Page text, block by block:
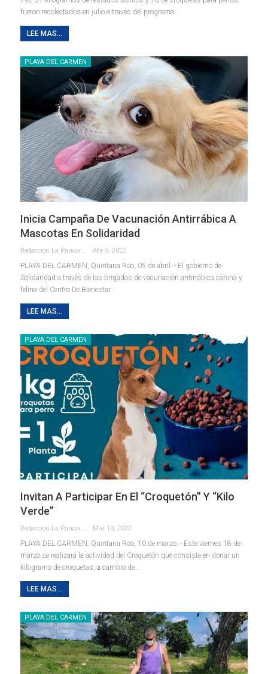
fueron recolectados en julio a través del programa
LEE MAS...
PLAYA DEL CARMEN
Inicia Campaña De Vacunación Antirrábica A
Mascotas En Solidaridad
Redaccion La Pancarta De Quintana Roo Abr 5, 2022
PLAYA DEL CARMEN, Quintana Roo, 05 de abril. - El gobierno de
Solidaridad a través de las brigadas de vacunación antirrábica canina y
felina del Centro De Bienestar…
LEE MAS...
PLAYA DEL CARMEN
Invitan A Participar En El “Croquetón” Y “Kilo
Verde”
Redaccion La Pancarta De Quintana Roo Mar 10, 2022
PLAYA DEL CARMEN, Quintana Roo, 10 de marzo. - Este viernes 18 de
marzo se realizará la actividad del Croquetón que consiste en donar un
kilogramo de croquetas, a cambio de…
LEE MAS...
PLAYA DEL CARMEN